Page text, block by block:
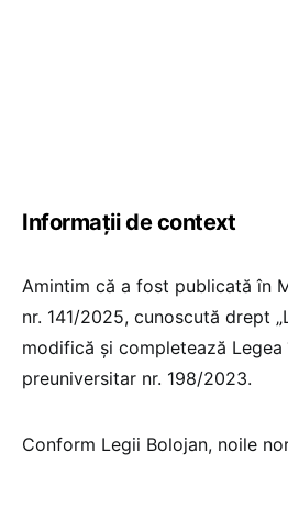
Informații de context
Amintim că a fost publicată în
nr. 141/2025, cunoscută drept
modifică și completează Legea
preuniversitar nr. 198/2023.
Conform Legii Bolojan, noile